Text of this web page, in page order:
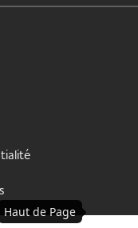
Haut de Page